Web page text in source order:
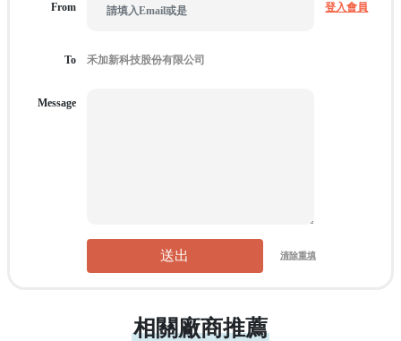
From 登入會員
To
Message
送出 清除重填
相關廠商推薦